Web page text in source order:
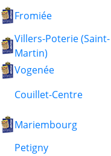
Fromiée
Villers-Poterie (Saint-
Martin)
Vogenée
Couillet-Centre
Mariembourg
Petigny